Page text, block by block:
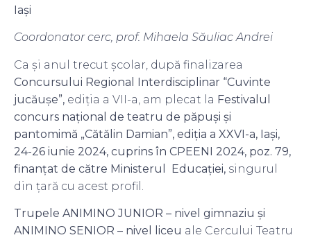
Iași
Coordonator cerc, prof. Mihaela Săuliac Andrei
Ca și anul trecut școlar, după finalizarea
Concursului Regional Interdisciplinar “Cuvinte
jucăușe”, ediția a VII-a, am plecat la Festivalul
concurs naţional de teatru de păpuşi şi
pantomimă „Cătălin Damian”, ediţia a XXVI-a, Iaşi,
24-26 iunie 2024, cuprins în CPEENI 2024, poz. 79,
finanțat de către Ministerul Educației, singurul
din țară cu acest profil.
Trupele ANIMINO JUNIOR – nivel gimnaziu și
ANIMINO SENIOR – nivel liceu ale Cercului Teatru